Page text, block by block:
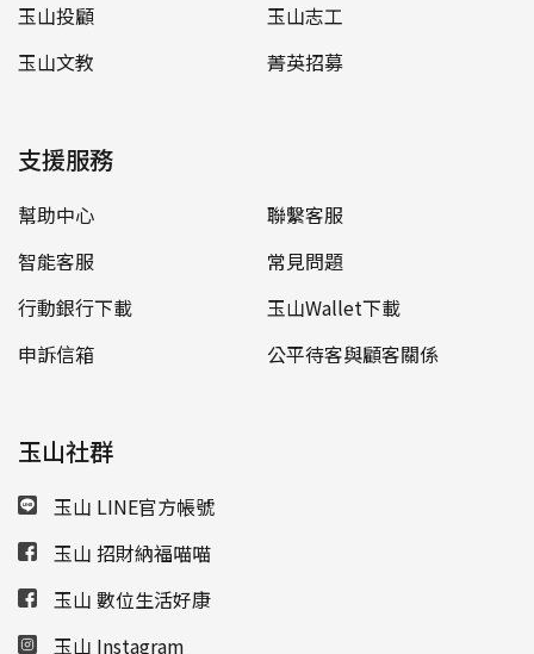
玉山投顧
玉山志工
玉山文教
菁英招募
支援服務
幫助中心
聯繫客服
智能客服
常見問題
行動銀行下載
玉山Wallet下載
申訴信箱
公平待客與顧客關係
玉山社群
玉山 LINE官方帳號
玉山 招財納福喵喵
玉山 數位生活好康
玉山 Instagram